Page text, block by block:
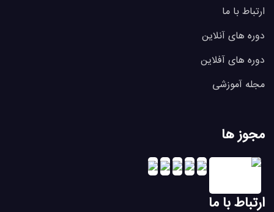
ارتباط با ما
دوره های آنلاین
دوره های آفلاین
مجله آموزشی
مجوز ها
ارتباط با ما